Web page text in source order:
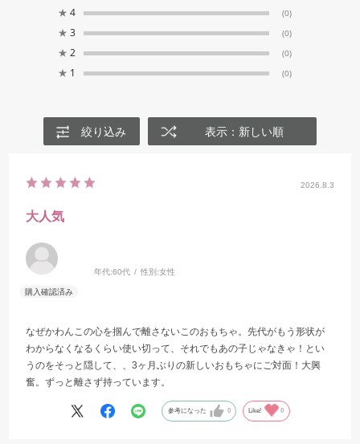
★ 4 (0)
★ 3 (0)
★ 2 (0)
★ 1 (0)
絞り込み 表示：新しい順
2026.8.3
大人気
年代:60代 性別:女性
なぜかわんこの心を掴んで離さないこのおもちゃ。先代がもう形状が
わからなくなるくらい使い切って、それでもあの子じゃなきゃ！とい
うのをそっと隠して、、3ヶ月ぶりの新しいおもちゃにご対面！大興
奮。ずっと離さず持っています。
参考になった 0 Like! 0